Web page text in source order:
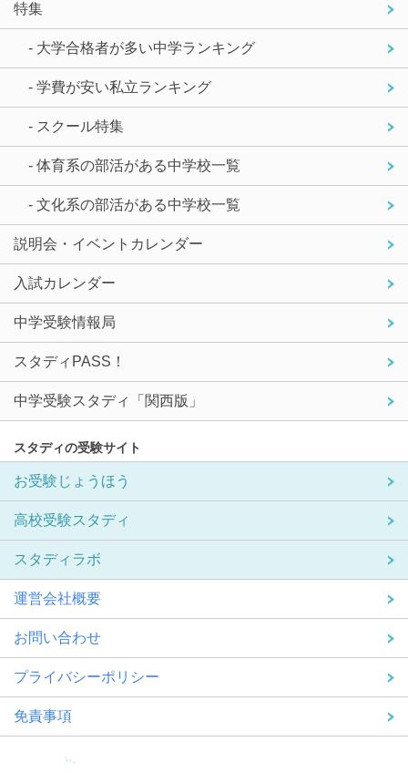
特集
- 大学合格者が多い中学ランキング
- 学費が安い私立ランキング
- スクール特集
- 体育系の部活がある中学校一覧
- 文化系の部活がある中学校一覧
説明会・イベントカレンダー
入試カレンダー
中学受験情報局
スタディPASS！
中学受験スタディ「関西版」
スタディの受験サイト
お受験じょうほう
高校受験スタディ
スタディラボ
運営会社概要
お問い合わせ
プライバシーポリシー
免責事項